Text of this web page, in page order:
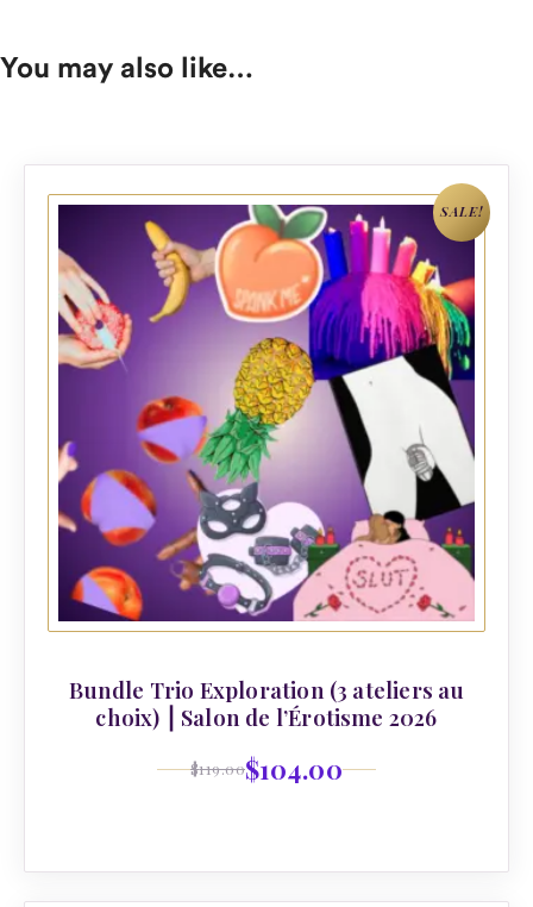
You may also like…
SALE!
Bundle Trio Exploration (3 ateliers au
choix) ⎮ Salon de l’Érotisme 2026
$119.00$104.00